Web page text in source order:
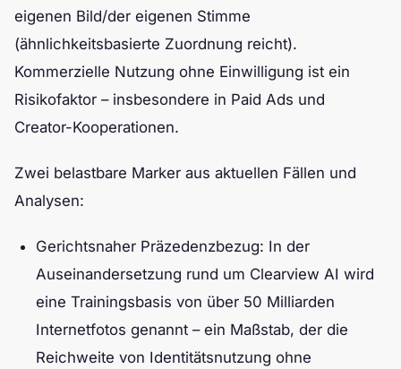
eigenen Bild/der eigenen Stimme
(ähnlichkeitsbasierte Zuordnung reicht).
Kommerzielle Nutzung ohne Einwilligung ist ein
Risikofaktor – insbesondere in Paid Ads und
Creator-Kooperationen.
Zwei belastbare Marker aus aktuellen Fällen und
Analysen:
Gerichtsnaher Präzedenzbezug: In der
Auseinandersetzung rund um Clearview AI wird
eine Trainingsbasis von über 50 Milliarden
Internetfotos genannt – ein Maßstab, der die
Reichweite von Identitätsnutzung ohne